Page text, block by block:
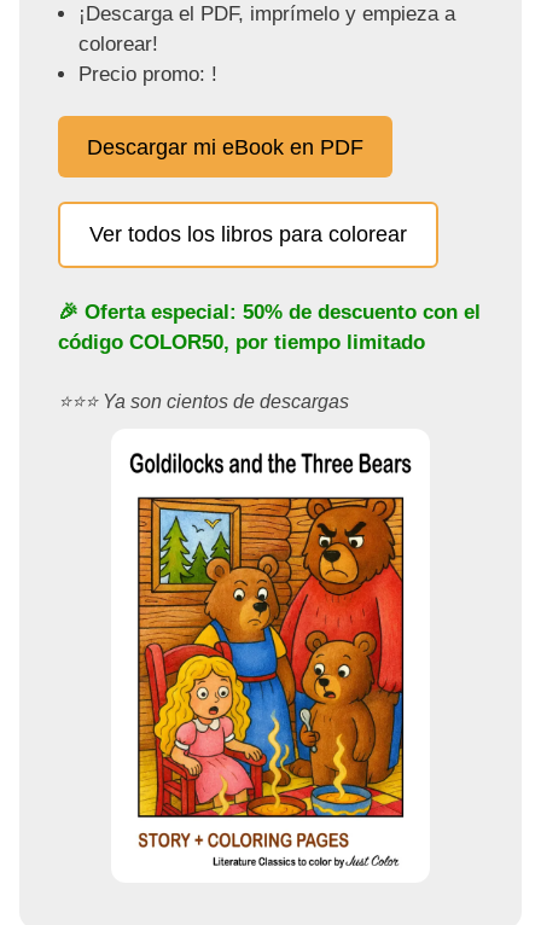
¡Descarga el PDF, imprímelo y empieza a
colorear!
Precio promo: !
Descargar mi eBook en PDF
Ver todos los libros para colorear
🎉 Oferta especial: 50% de descuento con el
código COLOR50, por tiempo limitado
⭐️⭐️⭐️ Ya son cientos de descargas